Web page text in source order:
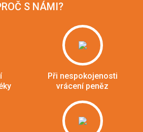
S NÁMI?
Při nespokojenosti
vrácení peněz